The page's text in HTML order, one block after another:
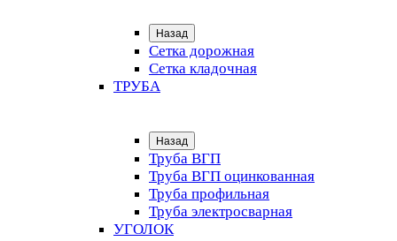
Назад
Сетка дорожная
Сетка кладочная
ТРУБА
Назад
Труба ВГП
Труба ВГП оцинкованная
Труба профильная
Труба электросварная
УГОЛОК